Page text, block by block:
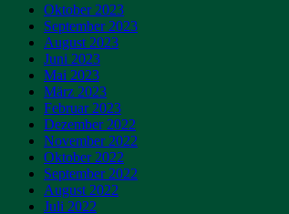
Oktober 2023
September 2023
August 2023
Juni 2023
Mai 2023
März 2023
Februar 2023
Dezember 2022
November 2022
Oktober 2022
September 2022
August 2022
Juli 2022